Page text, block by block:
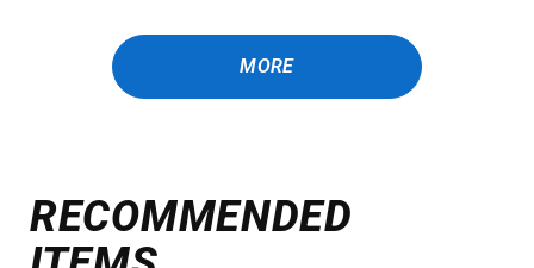
MORE
RECOMMENDED